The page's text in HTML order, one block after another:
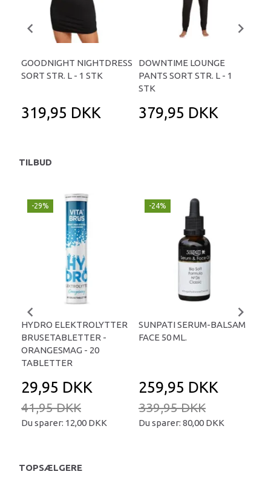
GOODNIGHT NIGHTDRESS
SORT STR. L - 1 STK
319,95 DKK
DOWNTIME LOUNGE
PANTS SORT STR. L - 1
STK
379,95 DKK
TILBUD
-29%
HYDRO ELEKTROLYTTER
BRUSETABLETTER -
ORANGESMAG - 20
TABLETTER
29,95 DKK
41,95 DKK
Du sparer: 12,00 DKK
-24%
SUNPATI SERUM-BALSAM
FACE 50 ML.
259,95 DKK
339,95 DKK
Du sparer: 80,00 DKK
TOPSÆLGERE